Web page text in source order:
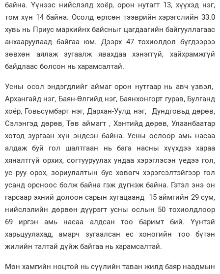
байна. Үүнээс нийслэлд хоёр, орон нутагт 13, хүүхэд нэг,
том хүн 14 байна. Осолд өртсөн тээврийн хэрэгслийн 33.0
хувь нь Приус маркийнх байсныг цагдаагийн байгууллагаас
анхааруулаад байгаа юм. Дээрх 47 тохиолдол бүгдээрээ
зөвхөн аялаж зугаалж явахдаа хэнэггүй, хайхрамжгүй
байдлаас болсон нь харамсалтай.
Усны осол эндэгдлийг аймаг орон нутгаар нь авч үзвэл,
Архангайд нэг, Баян-Өлгийд нэг, Баянхонгорт гурав, Булганд
хоёр, Говьсүмбэрт нэг, Дархан-Уулд нэг, Дундговьд дөрөв,
Сэлэнгэд дөрөв, Төв аймагт , Хэнтийд дөрөв, Улаанбаатар
хотод зургаан хүн эндсэн байна. Усны ослоор амь насаа
алдаж буй гол шалтгаан нь бага насны хүүхдээ хараа
хяналтгүй орхих, согтууруулах ундаа хэрэглэсэн үедээ гол,
ус руу орох, зориулалтын бус хөвөгч хэрэгсэлтэйгээр гол
усанд орсноос болж байна гэж дүгнэж байна. Гэтэл энэ он
гарсаар эхний долоон сарын хугацаанд 15 аймгийн 29 сум,
нийслэлийн дөрвөн дүүрэгт усны ослын 50 тохиолдлоор
69 иргэн амь насаа алдсан тоо баримт бий. Үүнтэй
харьцуулахад, амарч зугаалсан ес хоногийн тоо бүтэн
жилийн талтай дүйж байгаа нь харамсалтай.
Мөн хамгийн ноцтой нь сүүлийн таван жилд баяр наадмын